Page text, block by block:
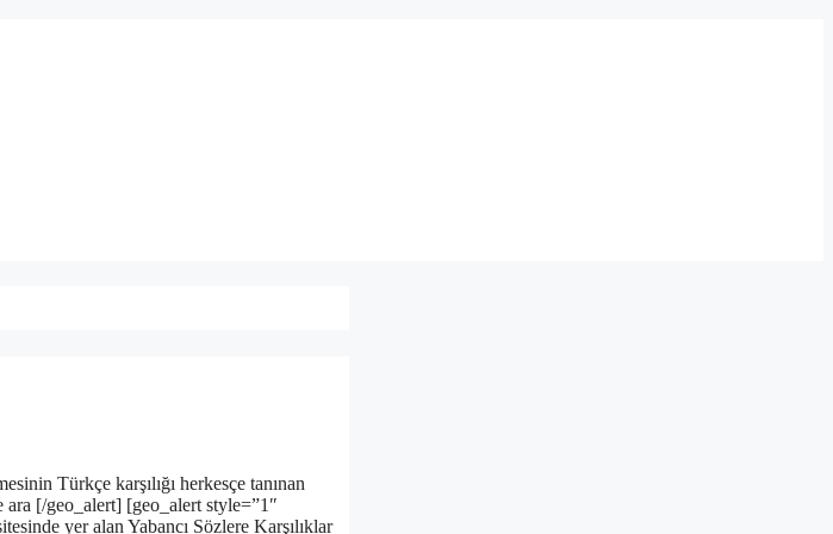
Türkçe karşılığı herkesçe tanınan
[/geo_alert] [geo_alert style=”1″
yer alan Yabancı Sözlere Karşılıklar